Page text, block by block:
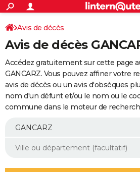
ACTUALITÉS
Politique
Société
Faits Divers
Education
Monde
Villes
+
SPORT
Coupe du monde 2026
Football
Tennis
Cyclisme
Rugby
Forum
Programme TV
TNT
Streaming
Cinéma
Sorties cinéma
Musique
+
FINANCE
Retraite
Epargne
Immobilier
Risques naturels par ville
Banque
Assurance
AUTO
Essais
Réserver un essai
Citadines
Berlines
SUV
Forum auto
+
Mobiles
Meilleur smartphone
Internet
Ordinateurs
Jeux vidéo
Guide high-tech
Aménagement intérieur
Avis de décès
Avis de décès
Accédez gratuitement sur cette page
GANCARZ. Vous pouvez affiner votre
avis de décès ou un avis d'obsèques
nom d'un défunt et/ou le nom ou le
commune dans le moteur de